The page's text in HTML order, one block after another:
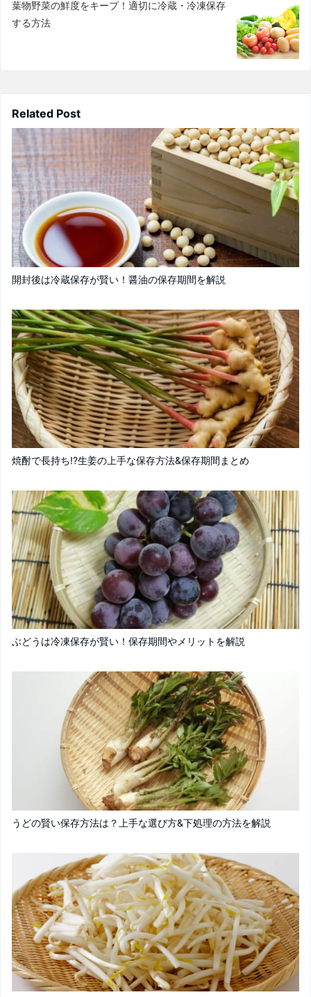
葉物野菜の鮮度をキープ！適切に冷蔵・冷凍保存
する方法
Related Post
開封後は冷蔵保存が賢い！醤油の保存期間を解説
焼酎で長持ち!?生姜の上手な保存方法&保存期間まとめ
ぶどうは冷凍保存が賢い！保存期間やメリットを解説
うどの賢い保存方法は？上手な選び方&下処理の方法を解説